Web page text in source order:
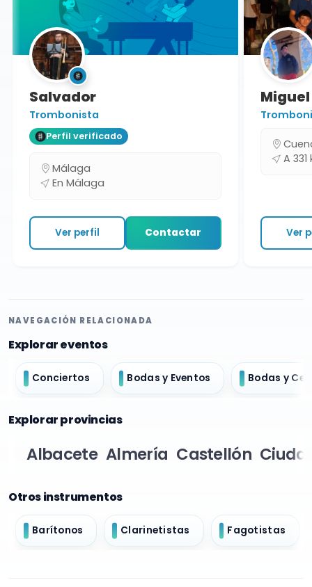
Salvador
Trombonista
Perfil verificado
Málaga
En Málaga
Ver perfil Contactar
Miguel
A 331
Ver
NAVEGACIÓN RELACIONADA
Explorar eventos
Conciertos Bodas y Eventos Bodas y
Explorar provincias
Albacete Almería Castellón
Otros instrumentos
Barítonos Clarinetistas Fagotistas